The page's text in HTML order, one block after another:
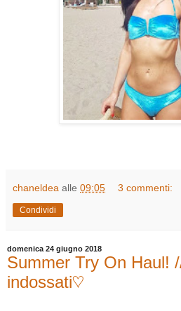
chaneldea alle 09:05 3 commenti:
Condividi
domenica 24 giugno 2018
Summer Try On Haul!
indossati♡